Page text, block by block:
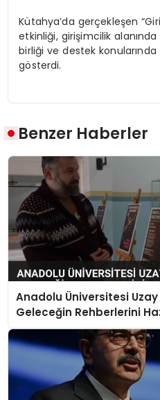
Kütahya’da gerçekleşen
etkinliği, girişimcilik alanında
birliği ve destek konularında
gösterdi.
Benzer Haberler
Anadolu Üniversitesi
Geleceğin Rehberlerini